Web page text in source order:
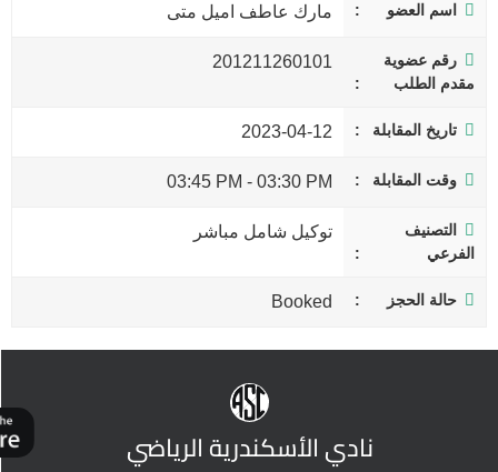
اسم العضو مارك عاطف اميل متى
رقم عضوية
مقدم الطلب
201211260101
تاريخ المقابلة 2023-04-12
وقت المقابلة 03:30 PM
-
03:45 PM
التصنيف
الفرعي
توكيل شامل مباشر
حالة الحجز Booked
نادي الأسكندرية الرياضي